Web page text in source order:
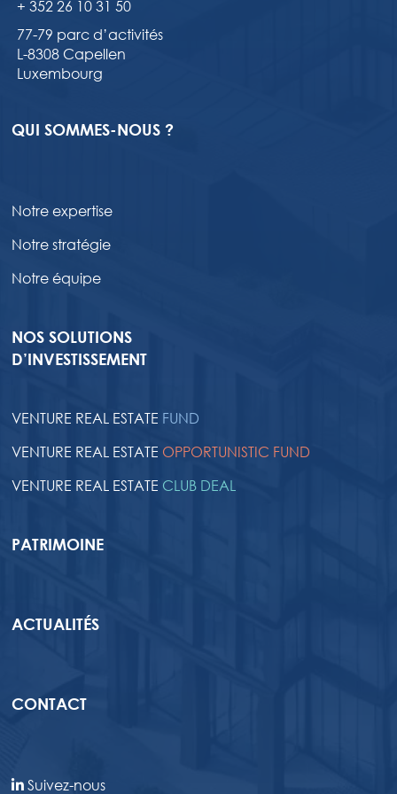
+ 352 26 10 31 50
77-79 parc d’activités
L-8308 Capellen
Luxembourg
QUI SOMMES-NOUS ?
Notre expertise
Notre stratégie
Notre équipe
NOS SOLUTIONS
D’INVESTISSEMENT
VENTURE REAL ESTATE FUND
VENTURE REAL ESTATE OPPORTUNISTIC FUND
VENTURE REAL ESTATE CLUB DEAL
PATRIMOINE
ACTUALITÉS
CONTACT
Suivez-nous